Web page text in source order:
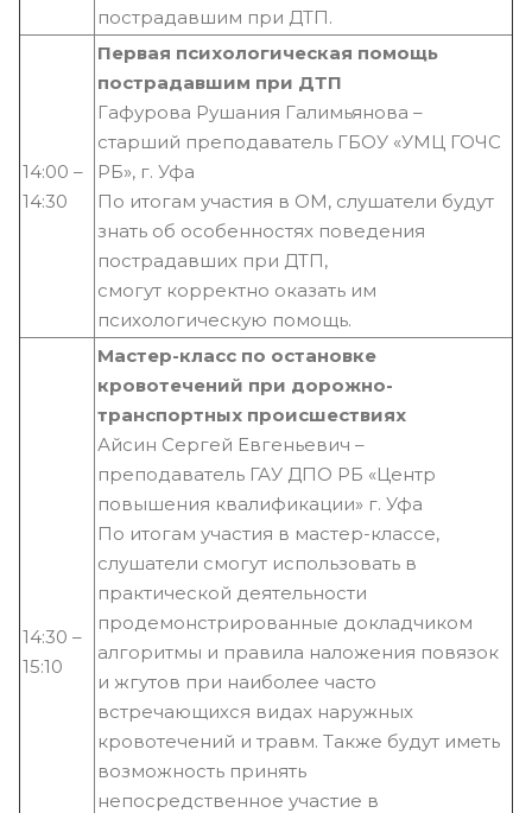
пострадавшим при ДТП.
14:00 –
14:30
Первая психологическая помощь
пострадавшим при ДТП
Гафурова Рушания Галимьянова –
старший преподаватель ГБОУ «УМЦ ГОЧС
РБ», г. Уфа
По итогам участия в ОМ, слушатели будут
знать об особенностях поведения
пострадавших при ДТП,
смогут корректно оказать им
психологическую помощь.
14:30 –
15:10
Мастер-класс по остановке
кровотечений при дорожно-
транспортных происшествиях
Айсин Сергей Евгеньевич –
преподаватель ГАУ ДПО РБ «Центр
повышения квалификации» г. Уфа
По итогам участия в мастер-классе,
слушатели смогут использовать в
практической деятельности
продемонстрированные докладчиком
алгоритмы и правила наложения повязок
и жгутов при наиболее часто
встречающихся видах наружных
кровотечений и травм. Также будут иметь
возможность принять
непосредственное участие в